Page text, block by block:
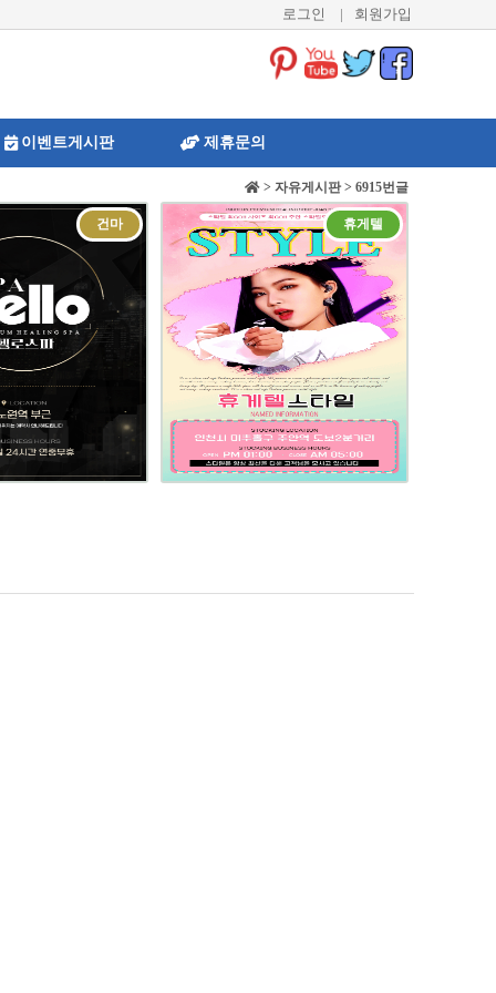
로그인 | 회원가입
이벤트게시판 제휴문의
> 자유게시판 > 6915번글
건마 휴게텔